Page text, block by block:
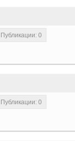
Публикации: 0
Публикации: 0